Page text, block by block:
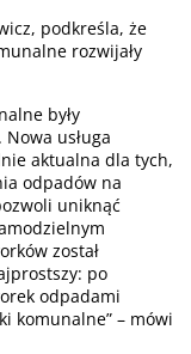
podkreśla, że
rozwijały
były
usługa
aktualna dla tych,
odpadów na
uniknąć
został
po
odpadami
komunalne” – mówi